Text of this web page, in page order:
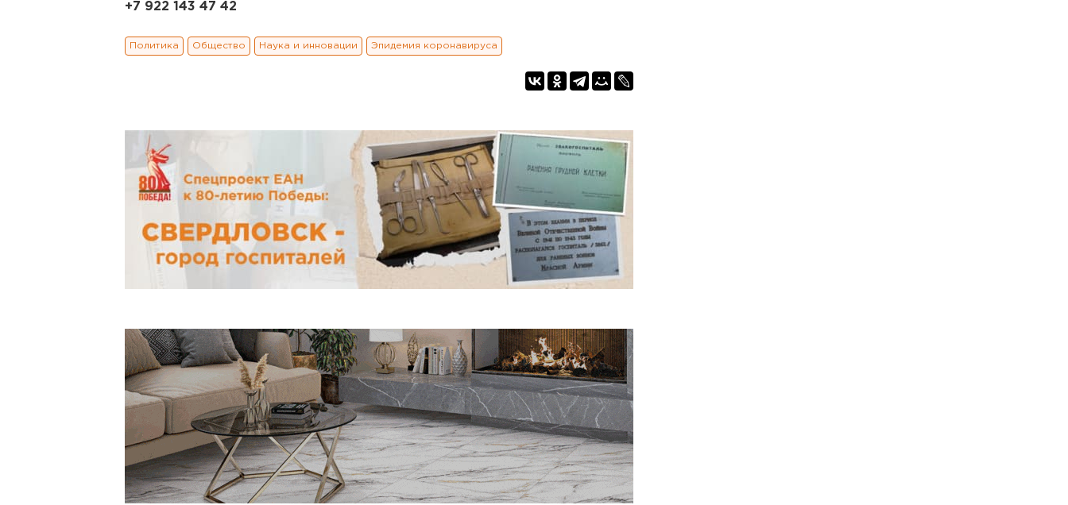
+7 922 143 47 42
Политика Общество Наука и инновации Эпидемия коронавируса